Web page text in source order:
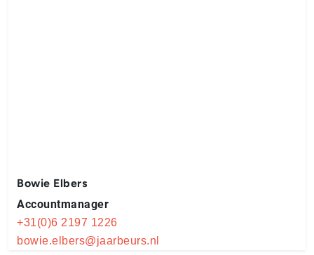
Bowie Elbers
Accountmanager
+31(0)6 2197 1226
bowie.elbers@jaarbeurs.nl